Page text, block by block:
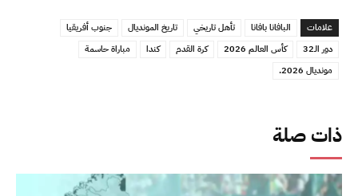
ذات صلة
علامات البافانا بافانا تأهل تاريخي تاريخ المونديال
جنوب أفريقيا
دور الـ32
كأس العالم 2026 كرة القدم كندا
مباراة حاسمة
مونديال 2026.